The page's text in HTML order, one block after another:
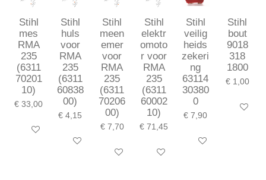
Stihl
mes
RMA
235
(6311
70201
10)
€ 33,00
In winkelwagen
Stihl
huls
voor
RMA
235
(6311
60838
00)
€ 4,15
In winkelwagen
Stihl
meen
emer
voor
RMA
235
(6311
70206
00)
€ 7,70
In winkelwagen
Stihl
elektr
omoto
r voor
RMA
235
(6311
60002
10)
€ 71,45
In winkelwagen
Stihl
veilig
heids
zekeri
ng
63114
30380
0
€ 7,90
In winkelwagen
Stihl
bout
9018
318
1800
€ 1,00
In